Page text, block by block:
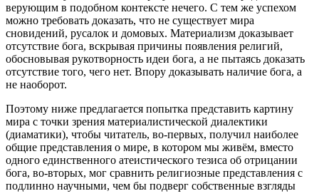
верующим в подобном контексте нечего. С тем же успехом
можно требовать доказать, что не существует мира
сновидений, русалок и домовых. Материализм доказывает
отсутствие бога, вскрывая причины появления религий,
обосновывая рукотворность идеи бога, а не пытаясь доказать
отсутствие того, чего нет. Впору доказывать наличие бога, а
не наоборот.
Поэтому ниже предлагается попытка представить картину
мира с точки зрения материалистической диалектики
(диаматики), чтобы читатель, во-первых, получил наиболее
общие представления о мире, в котором мы живём, вместо
одного единственного атеистического тезиса об отрицании
бога, во-вторых, мог сравнить религиозные представления с
подлинно научными, чем бы подверг собственные взгляды